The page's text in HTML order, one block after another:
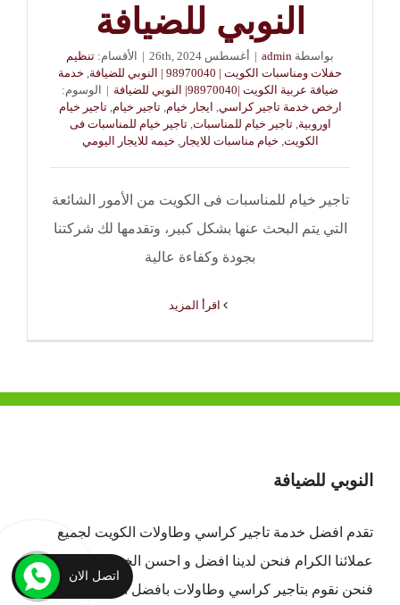
النوبي للضيافة
بواسطة admin
| أغسطس 26th, 2024 | الأقسام: تنظيم
حفلات ومناسبات الكويت | 98970040 | النوبي للضيافة
خدمة
ضيافة عربية الكويت |98970040| النوبي للضيافة
|
الوسوم:
ارخص خدمة تاجير كراسي ايجار خيام ,تاجير خيام ,تاجير خيام
اوروبية ,تاجير خيام للمناسبات ,تاجير خيام للمناسبات فى
الكويت خيام مناسبات للايجار خيمه للايجار اليومي
تاجير خيام للمناسبات فى الكويت من الأمور الشائعة
التي يتم البحث عنها بشكل كبير، وتقدمها لك شركتنا
بجودة وكفاءة عالية
النوبي للضيافة
تقدم افضل خدمة تاجير كراسي وطاولات الكويت لجميع
عملائنا الكرام فنحن لدينا افضل و احسن الخدمات بالكويت ،
فنحن نقوم بتاجير كراسي وطاولات بافضل الاسعار التي
اتصل الان